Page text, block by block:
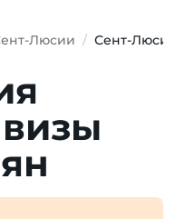
Люсии Сент-Люсия